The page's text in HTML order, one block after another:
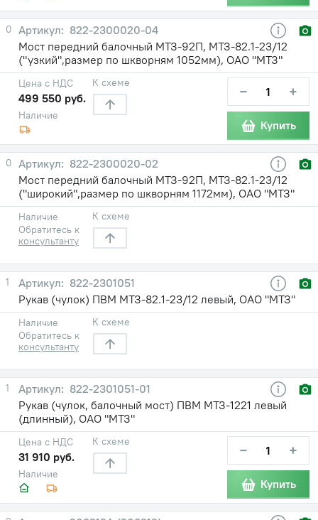
0
822-2300020-04
Мост передний балочный МТЗ-92П, МТЗ-82.1-23/12
("узкий",размер по шкворням 1052мм), ОАО "МТЗ"
Наличие
Цена с НДС
499 550 руб.
К схеме − +
Купить
0
822-2300020-02
Мост передний балочный МТЗ-92П, МТЗ-82.1-23/12
("широкий",размер по шкворням 1172мм), ОАО "МТЗ"
Наличие
Обратитесь к
консультанту
К схеме
1
822-2301051
Рукав (чулок) ПВМ МТЗ-82.1-23/12 левый, ОАО "МТЗ"
Наличие
Обратитесь к
консультанту
К схеме
1
822-2301051-01
Рукав (чулок, балочный мост) ПВМ МТЗ-1221 левый
(длинный), ОАО "МТЗ"
Наличие
Цена с НДС
31 910 руб.
К схеме − +
Купить